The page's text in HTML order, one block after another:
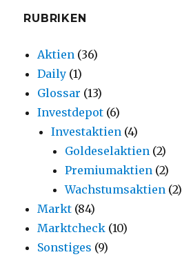
RUBRIKEN
Aktien (36)
Daily (1)
Glossar (13)
Investdepot (6)
Investaktien (4)
Goldeselaktien (2)
Premiumaktien (2)
Wachstumsaktien (2)
Markt (84)
Marktcheck (10)
Sonstiges (9)